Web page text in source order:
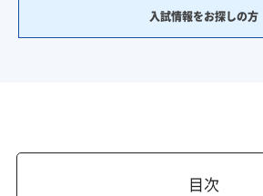
入試情報をお探しの方
目次